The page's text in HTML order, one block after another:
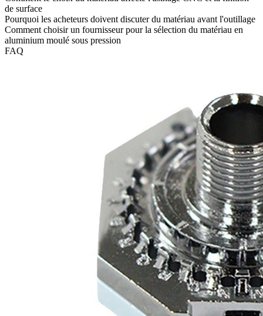
de surface
Pourquoi les acheteurs doivent discuter du matériau avant l'outillage
Comment choisir un fournisseur pour la sélection du matériau en
aluminium moulé sous pression
FAQ